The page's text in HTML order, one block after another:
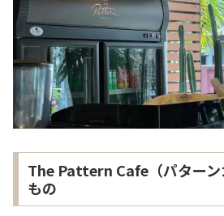
The Pattern Cafe（パターン
もの